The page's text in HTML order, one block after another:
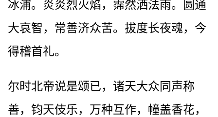
冰浦。炎炎烈火焰，霈然洒法雨。圆通
大哀智，常善济众苦。拔度长夜魂，今
得稽首礼。
尔时北帝说是颂已，诸天大众同声称
善，钧天伎乐，万种互作，幢盖香花，